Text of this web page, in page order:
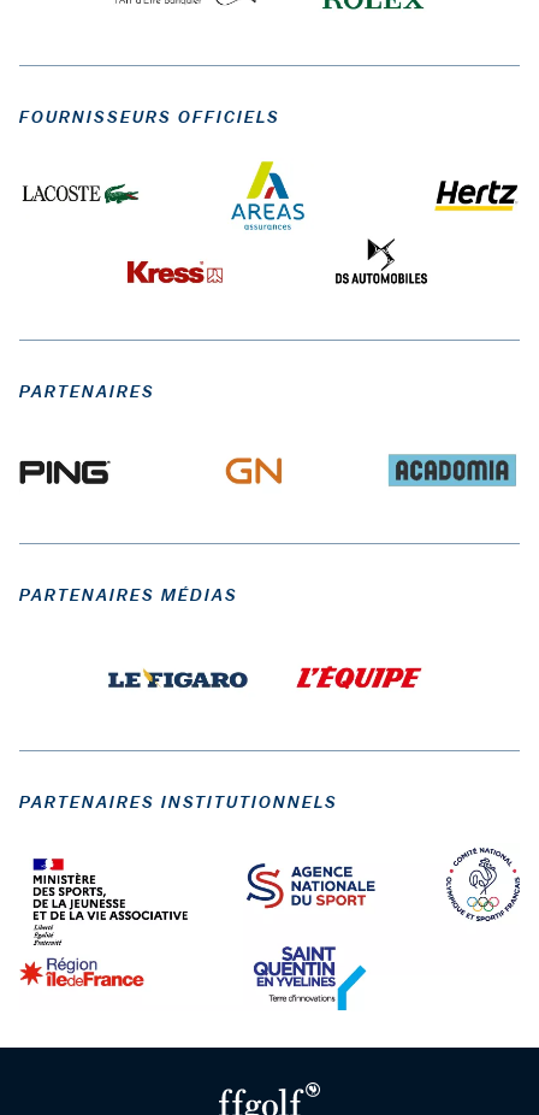
FOURNISSEURS OFFICIELS
PARTENAIRES
PARTENAIRES MÉDIAS
PARTENAIRES INSTITUTIONNELS